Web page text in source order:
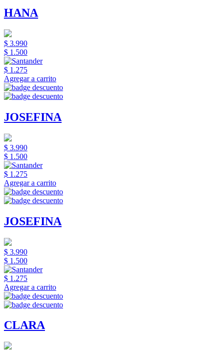
HANA
$ 3.990
$ 1.500
$ 1.275
Agregar a carrito
JOSEFINA
$ 3.990
$ 1.500
$ 1.275
Agregar a carrito
JOSEFINA
$ 3.990
$ 1.500
$ 1.275
Agregar a carrito
CLARA